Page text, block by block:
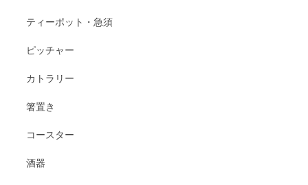
ティーポット・急須
ピッチャー
カトラリー
箸置き
コースター
酒器